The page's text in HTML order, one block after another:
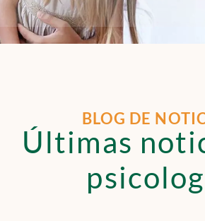
BLOG DE
Últimas